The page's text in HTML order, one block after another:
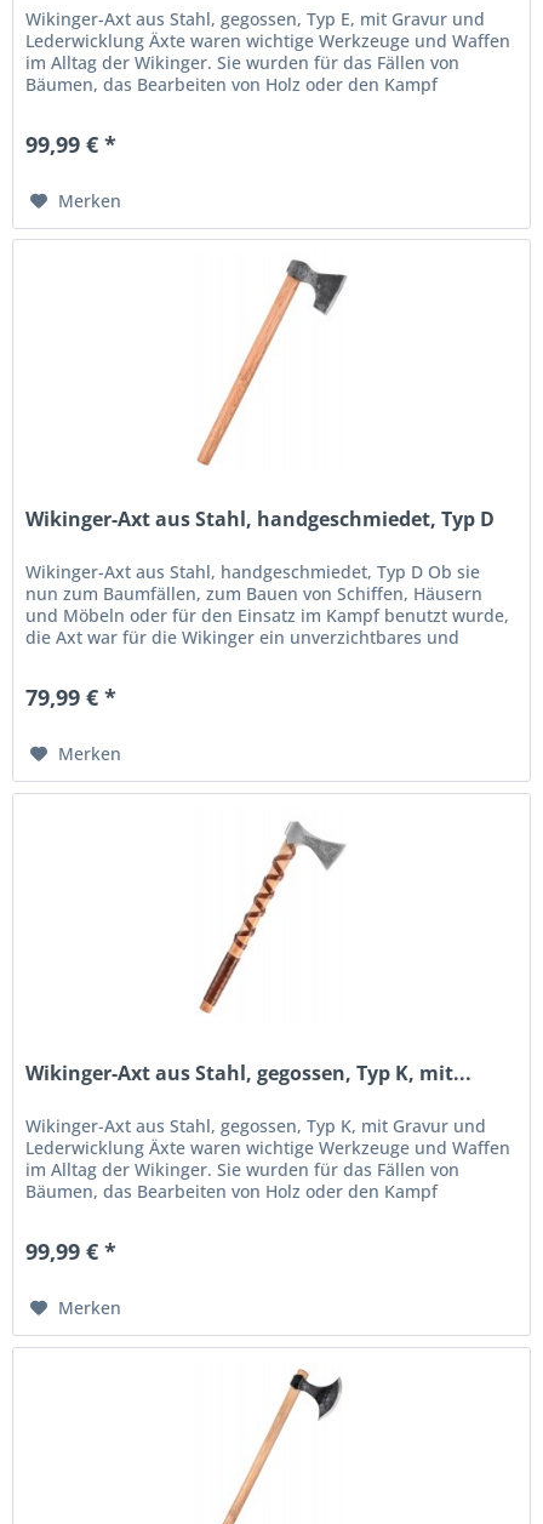
Wikinger-Axt aus Stahl, gegossen, Typ E, mit Gravur und
Lederwicklung Äxte waren wichtige Werkzeuge und Waffen
im Alltag der Wikinger. Sie wurden für das Fällen von
Bäumen, das Bearbeiten von Holz oder den Kampf
99,99 € *
Merken
Wikinger-Axt aus Stahl, handgeschmiedet, Typ D
Wikinger-Axt aus Stahl, handgeschmiedet, Typ D Ob sie
nun zum Baumfällen, zum Bauen von Schiffen, Häusern
und Möbeln oder für den Einsatz im Kampf benutzt wurde,
die Axt war für die Wikinger ein unverzichtbares und
79,99 € *
Merken
Wikinger-Axt aus Stahl, gegossen, Typ K, mit...
Wikinger-Axt aus Stahl, gegossen, Typ K, mit Gravur und
Lederwicklung Äxte waren wichtige Werkzeuge und Waffen
im Alltag der Wikinger. Sie wurden für das Fällen von
Bäumen, das Bearbeiten von Holz oder den Kampf
99,99 € *
Merken